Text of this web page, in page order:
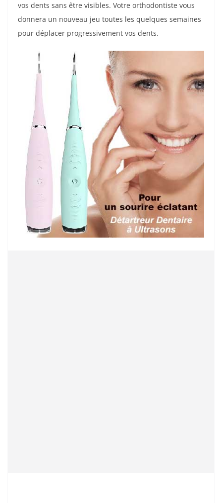
vos dents sans être visibles. Votre orthodontiste vous
donnera un nouveau jeu toutes les quelques semaines
pour déplacer progressivement vos dents.